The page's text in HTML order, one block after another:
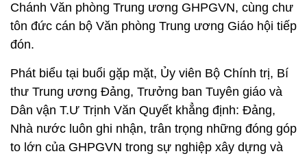
Chánh Văn phòng Trung ương GHPGVN, cùng chư
tôn đức cán bộ Văn phòng Trung ương Giáo hội tiếp
đón.
Phát biểu tại buổi gặp mặt, Ủy viên Bộ Chính trị, Bí
thư Trung ương Đảng, Trưởng ban Tuyên giáo và
Dân vận T.Ư Trịnh Văn Quyết khẳng định: Đảng,
Nhà nước luôn ghi nhận, trân trọng những đóng góp
to lớn của GHPGVN trong sự nghiệp xây dựng và